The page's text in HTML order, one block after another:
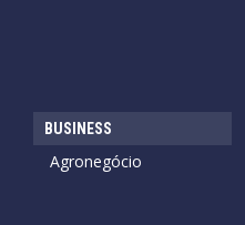
BUSINESS
Agronegócio